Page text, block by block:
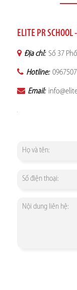
ELITE PR
Địa chỉ: Số 37
Hotline:
Email: